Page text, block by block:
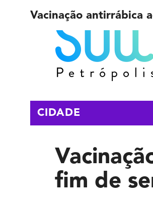
Vacinação antirrábica
CIDADE
fim de